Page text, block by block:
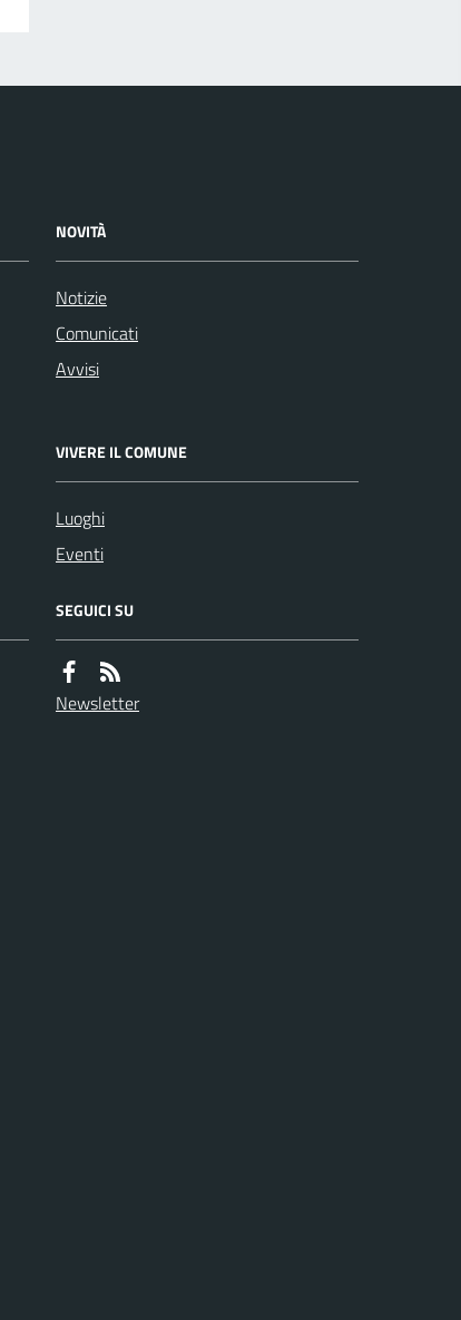
NOVITÀ
Notizie
Comunicati
Avvisi
VIVERE IL COMUNE
Luoghi
Eventi
SEGUICI SU
Newsletter